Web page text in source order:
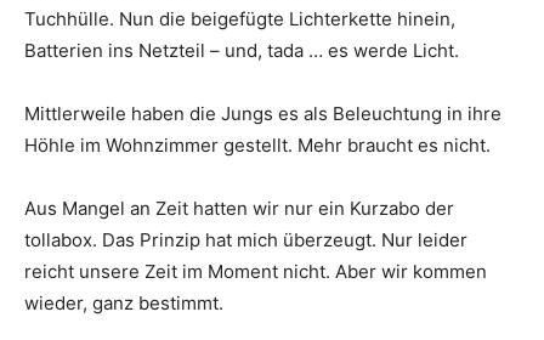
Tuchhülle. Nun die beigefügte Lichterkette hinein,
Batterien ins Netzteil – und, tada … es werde Licht.
Mittlerweile haben die Jungs es als Beleuchtung in ihre
Höhle im Wohnzimmer gestellt. Mehr braucht es nicht.
Aus Mangel an Zeit hatten wir nur ein Kurzabo der
tollabox. Das Prinzip hat mich überzeugt. Nur leider
reicht unsere Zeit im Moment nicht. Aber wir kommen
wieder, ganz bestimmt.